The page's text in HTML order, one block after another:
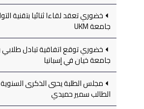
خضوري تعقد لقاءا ثنائيا بتقنية
جامعة UKM
خضوري توقع اتفاقية تبادل
جامعة خيان في إسبانيا
مجلس الطلبة يحيي الذكرى السنوية
الطالب سمير حميدي